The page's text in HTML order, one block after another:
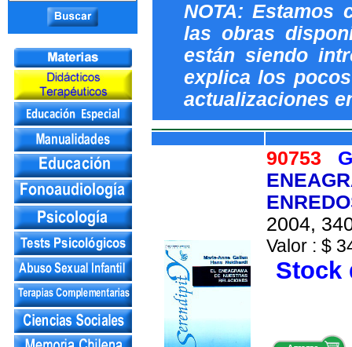
NOTA: Estamos
las obras
están siendo
explica los
actualizaciones
90753
2004,
Valor : $
Stock